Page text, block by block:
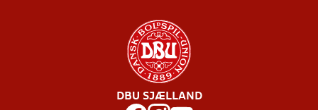
DBU SJÆLLAND